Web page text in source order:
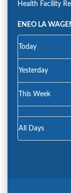
Health Facility
ENEO LA
Today
Yesterday
This Week
All Days